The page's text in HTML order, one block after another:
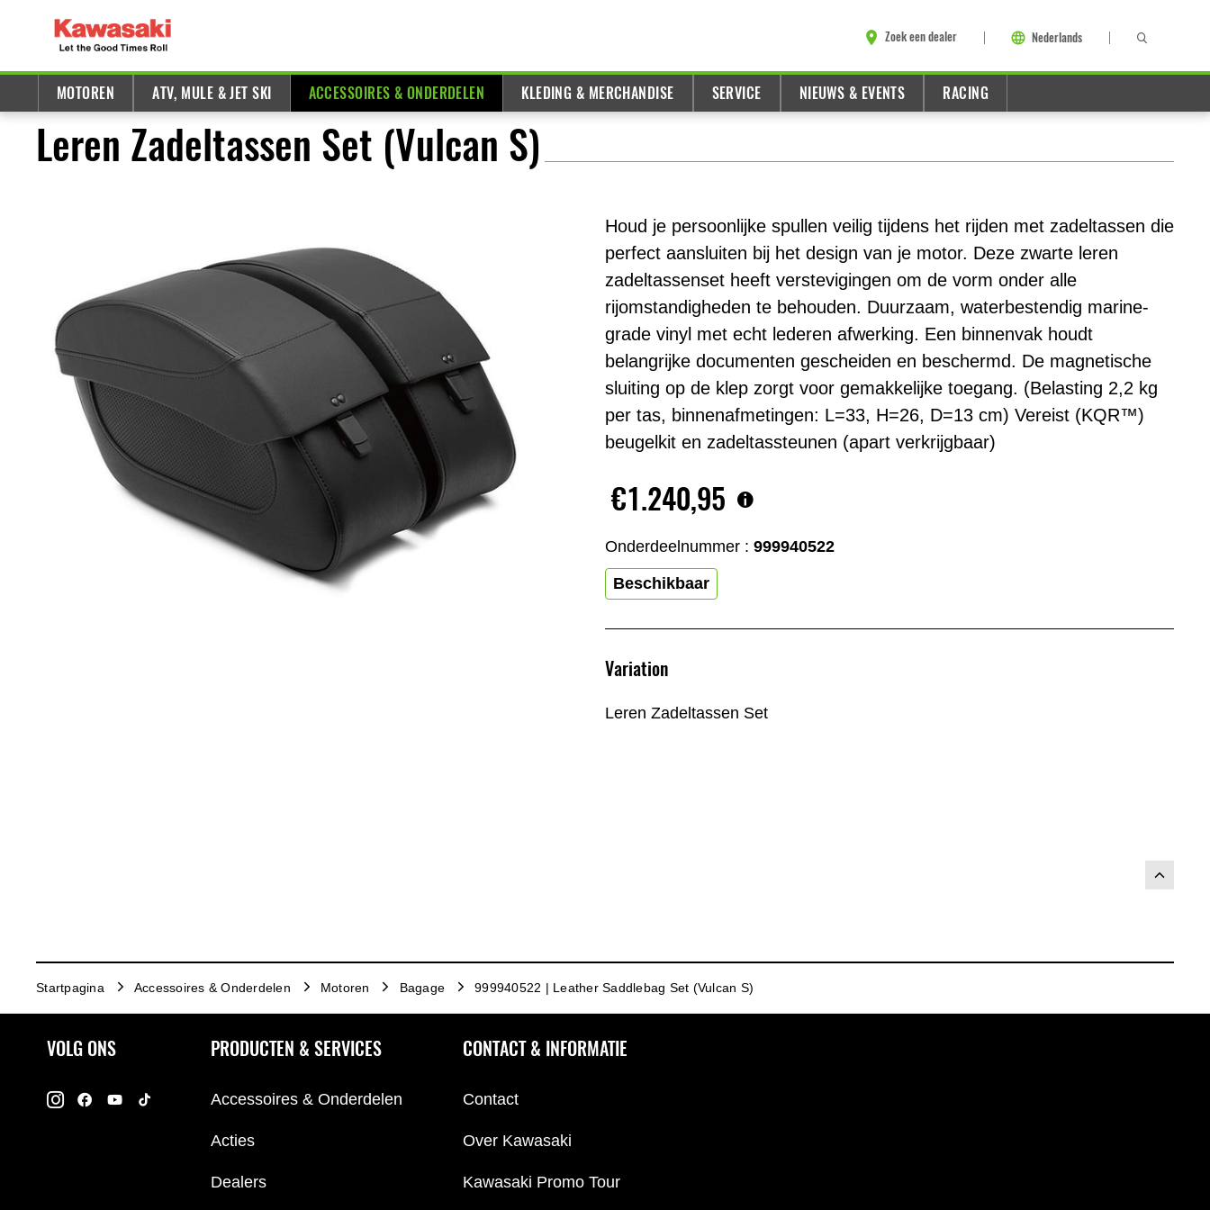
Zoek een dealer Nederlands
MOTOREN ATV, MULE & JET SKI ACCESSOIRES & ONDERDELEN KLEDING & MERCHANDISE SERVICE NIEUWS & EVENTS RACING
Leren Zadeltassen Set (Vulcan S)
Houd je persoonlijke spullen veilig tijdens het rijden met zadeltassen die
perfect aansluiten bij het design van je motor. Deze zwarte leren
zadeltassenset heeft verstevigingen om de vorm onder alle
rijomstandigheden te behouden. Duurzaam, waterbestendig marine-
grade vinyl met echt lederen afwerking. Een binnenvak houdt
belangrijke documenten gescheiden en beschermd. De magnetische
sluiting op de klep zorgt voor gemakkelijke toegang. (Belasting 2,2 kg
per tas, binnenafmetingen: L=33, H=26, D=13 cm) Vereist (KQR™)
beugelkit en zadeltassteunen (apart verkrijgbaar)
€1.240,95
Onderdeelnummer : 999940522
Beschikbaar
Variation
Leren Zadeltassen Set
Startpagina Accessoires & Onderdelen Motoren Bagage 999940522 | Leather Saddlebag Set (Vulcan S)
VOLG ONS PRODUCTEN & SERVICES
Accessoires & Onderdelen
Acties
Dealers
CONTACT & INFORMATIE
Contact
Over Kawasaki
Kawasaki Promo Tour